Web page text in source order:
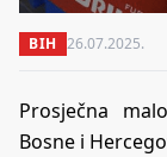
BIH 26.07.2025.
Prosječna
Bosne i